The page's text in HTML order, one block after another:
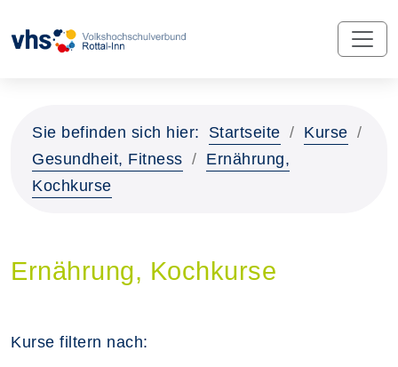
Sie befinden sich hier: Startseite
Kurse
Gesundheit, Fitness
Ernährung,
Kochkurse
Ernährung, Kochkurse
Kurse filtern nach: